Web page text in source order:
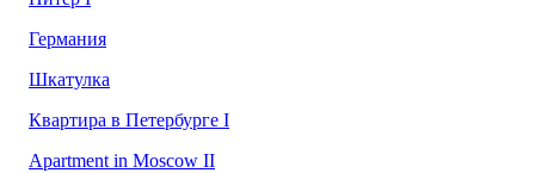
Германия
Шкатулка
Квартира в Петербурге I
Apartment in Moscow II